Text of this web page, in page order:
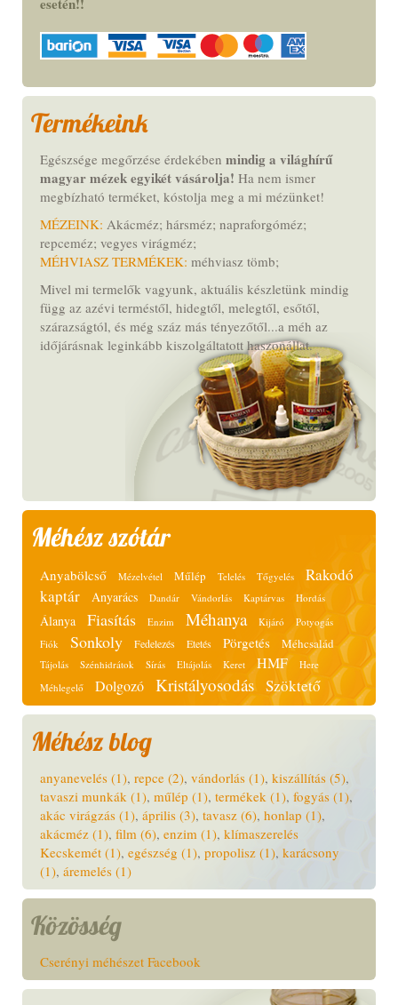
Termékeink
Egészsége megőrzése érdekében mindig a világhírű
magyar mézek egyikét vásárolja! Ha nem ismer
megbízható terméket, kóstolja meg a mi mézünket!
MÉZEINK: Akácméz; hársméz; napraforgóméz;
repceméz; vegyes virágméz;
MÉHVIASZ TERMÉKEK: méhviasz tömb;
Mivel mi termelők vagyunk, aktuális készletünk mindig
függ az azévi terméstől, hidegtől, melegtől, esőtől,
szárazságtól, és még száz más tényezőtől...a méh az
időjárásnak leginkább kiszolgáltatott haszonállat.
Méhész szótár
Anyabölcső Mézelvétel Műlép Telelés Tőgyelés
Rakodó
kaptár
Anyarács Dandár Vándorlás Kaptárvas Hordás
Álanya Fiasítás Enzim Méhanya Kijáró
Potyogás
Fiók
Sonkoly Fedelezés Etetés Pörgetés Méhcsalád
Tájolás Szénhidrátok Sírás Eltájolás Keret HMF
Here
Méhlegelő
Dolgozó Kristályosodás Szöktető
Méhész blog
anyanevelés (1), repce (2), vándorlás (1), kiszállítás (5),
tavaszi munkák (1), műlép (1), termékek (1), fogyás (1),
akác virágzás (1), április (3), tavasz (6), honlap (1),
akácméz (1), film (6), enzim (1), klímaszerelés
Kecskemét (1), egészség (1), propolisz (1), karácsony
(1), áremelés (1)
Közösség
Cserényi méhészet Facebook